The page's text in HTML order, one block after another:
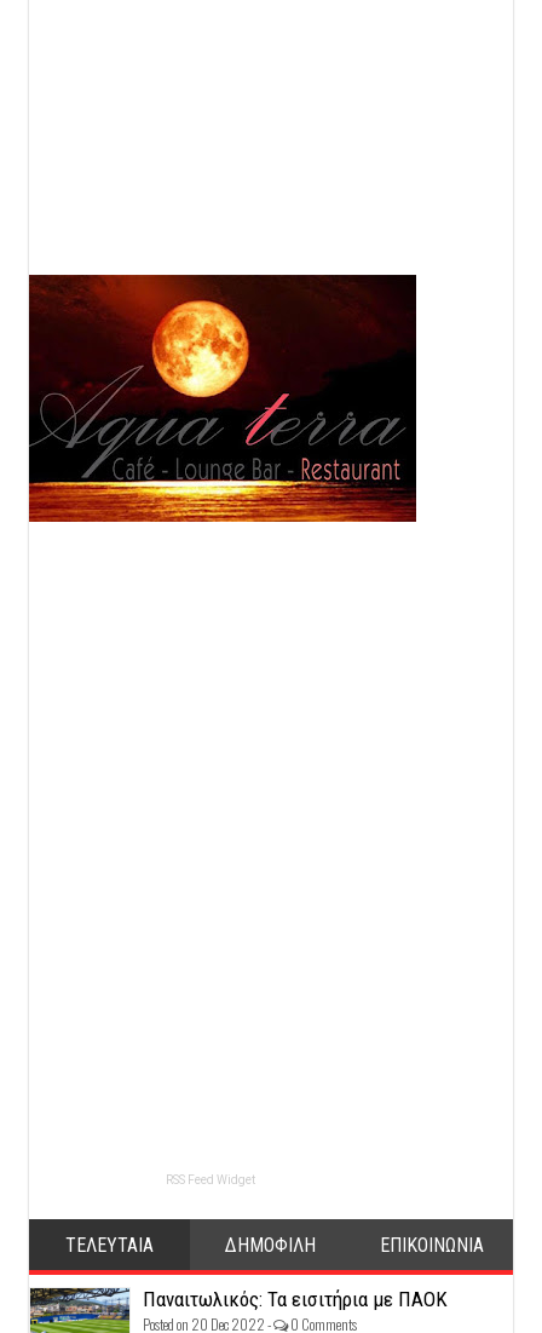
RSS Feed Widget
ΤΕΛΕΥΤΑΙΑ ΔΗΜΟΦΙΛΗ ΕΠΙΚΟΙΝΩΝΙΑ
Παναιτωλικός: Τα εισιτήρια με ΠΑΟΚ
Posted on 20 Dec 2022 - 0 Comments